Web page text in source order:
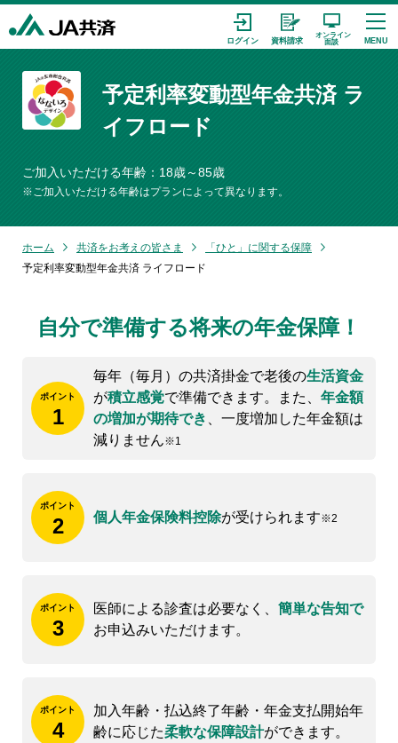
予定利率変動型年金共済 ラ
イフロード
ご加入いただける年齢：18歳～85歳
※ご加入いただける年齢はプランによって異なります。
ホーム 共済をお考えの皆さま
「ひと」に関する保障
予定利率変動型年金共済 ライフロード
自分で準備する将来の年金保障！
ポイント
1
毎年（毎月）の共済掛金で老後の生活資金
が積立感覚で準備できます。また、 年金額
の増加が期待でき
、一度増加した年金額は
減りません※1
ポイント
2 個人年金保険料控除が受けられます※2
ポイント
3
医師による診査は必要なく、 簡単な告知で
お申込みいただけます。
ポイント
4
加入年齢・払込終了年齢・年金支払開始年
齢に応じた柔軟な保障設計ができます。